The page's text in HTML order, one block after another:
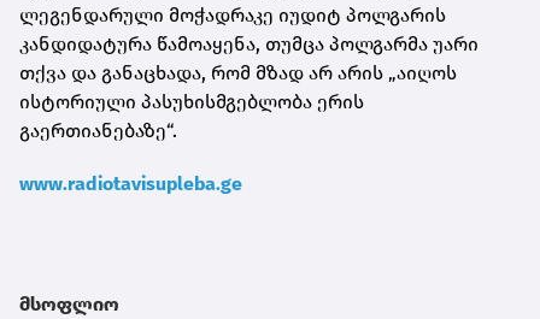
ლეგენდარული მოჭადრაკე იუდიტ პოლგარის
კანდიდატურა წამოაყენა, თუმცა პოლგარმა უარი
თქვა და განაცხადა, რომ მზად არ არის „აიღოს
ისტორიული პასუხისმგებლობა ერის
გაერთიანებაზე“.
www.radiotavisupleba.ge
მსოფლიო